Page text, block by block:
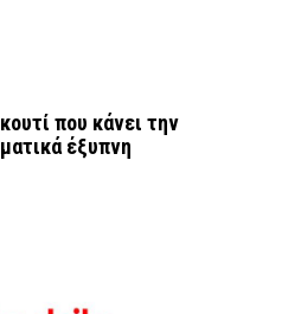
που κάνει την
έξυπνη